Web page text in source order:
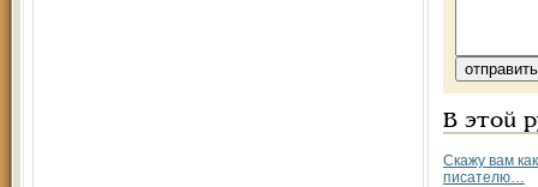
В этой
Скажу вам
писателю…